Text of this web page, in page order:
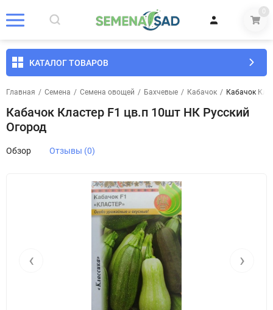
0
КАТАЛОГ ТОВАРОВ
Главная / Семена / Семена овощей / Бахчевые / Кабачок / Кабачок
Кабачок Кластер F1 цв.п 10шт НК Русский
Огород
Обзор Отзывы (0)
‹ ›